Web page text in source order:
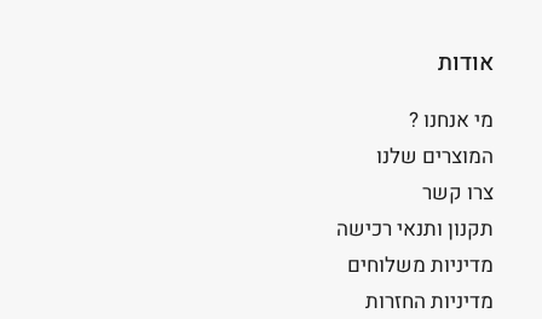
אודות
מי אנחנו ?
המוצרים שלנו
צרו קשר
תקנון ותנאי רכישה
מדיניות משלוחים
מדיניות החזרות